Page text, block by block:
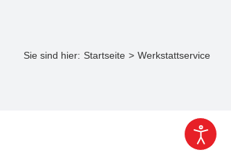
Sie sind hier: Startseite Werkstattservice